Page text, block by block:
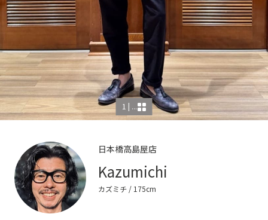
1 | ...
日本橋高島屋店
Kazumichi
カズミチ/ 175cm